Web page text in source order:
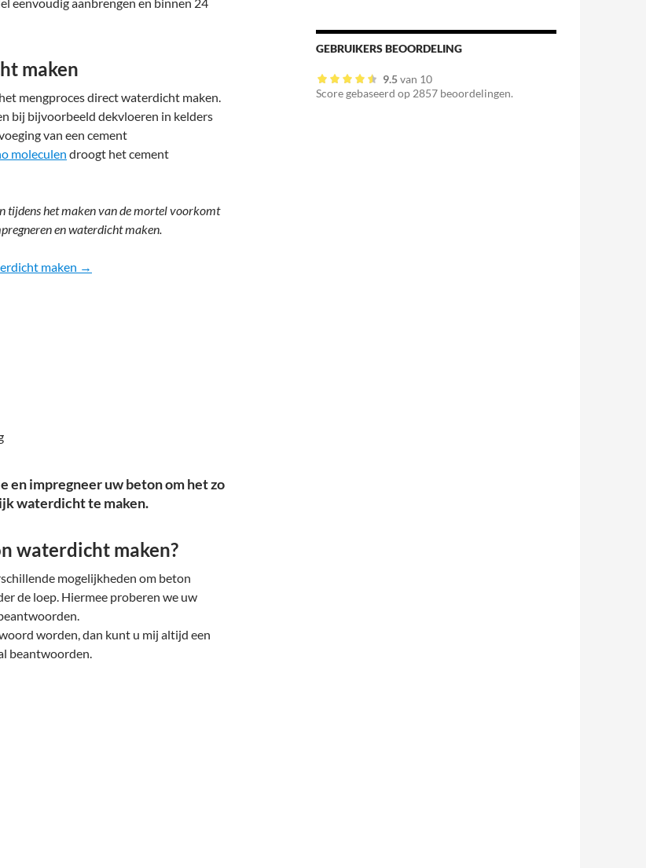
maken
mengproces direct waterdicht maken.
bij bijvoorbeeld dekvloeren in kelders
van een cement
moleculen droogt het cement
tijdens het maken van de mortel voorkomt
en waterdicht maken.
maken →
en impregneer uw beton om het zo
waterdicht te maken.
waterdicht maken?
mogelijkheden om beton
de loep. Hiermee proberen we uw
worden, dan kunt u mij altijd een
beantwoorden.
GEBRUIKERS BEOORDELING
9.5van 10
Score gebaseerd op 2857 beoordelingen.